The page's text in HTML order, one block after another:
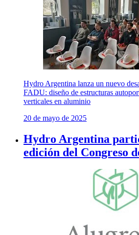
Hydro Argentina lanza un nuevo
FADU: diseño de estructuras
verticales en aluminio
20 de mayo de 2025
Hydro Argentina
edición del Congreso